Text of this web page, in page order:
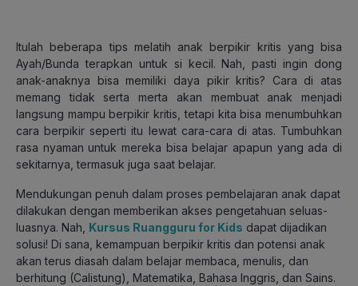
Itulah beberapa tips melatih anak berpikir kritis yang bisa
Ayah/Bunda terapkan untuk si kecil. Nah, pasti ingin dong
anak-anaknya bisa memiliki daya pikir kritis? Cara di atas
memang tidak serta merta akan membuat anak menjadi
langsung mampu berpikir kritis, tetapi kita bisa menumbuhkan
cara berpikir seperti itu lewat cara-cara di atas. Tumbuhkan
rasa nyaman untuk mereka bisa belajar apapun yang ada di
sekitarnya, termasuk juga saat belajar.
Mendukungan penuh dalam proses pembelajaran anak dapat
dilakukan dengan memberikan akses pengetahuan seluas-
luasnya. Nah, Kursus Ruangguru for Kids dapat dijadikan
solusi! Di sana, kemampuan berpikir kritis dan potensi anak
akan terus diasah dalam belajar membaca, menulis, dan
berhitung (Calistung), Matematika, Bahasa Inggris, dan Sains.